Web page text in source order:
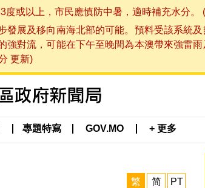
或以上，市民應慎防中暑，適時補充水分
展及移向南海北部的可能。預料受該系統
對流，可能在下午至晚間為本澳帶來強雷
更新)
專題特寫 GOV.MO + 更多
繁 简 PT